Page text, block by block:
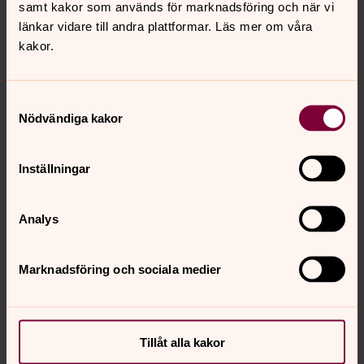
samt kakor som används för marknadsföring och när vi
länkar vidare till andra plattformar. Läs mer om våra
kakor.
Nödvändiga kakor
Inställningar
Analys
Marknadsföring och sociala medier
Tillåt alla kakor
uppgifter som församlingsrådet ansvarar för enligt
kyrkoordningen.
Församlingsråd
Det finns sex församlingsråd i Svenska kyrkan Malmö.
Kyrkofullmäktige utser församlingsråden efter att
Församlingsråden ska utföra de uppgifter som anges i
kyrkoordningen och i församlingsinstruktionen samt de
Så leds Svenska kyrkan Malmö
Svenska kyrkan Malmö leds av folkvalda förtroendevalda
i kyrkofullmäktige, kyrkoråd och församlingsråd.